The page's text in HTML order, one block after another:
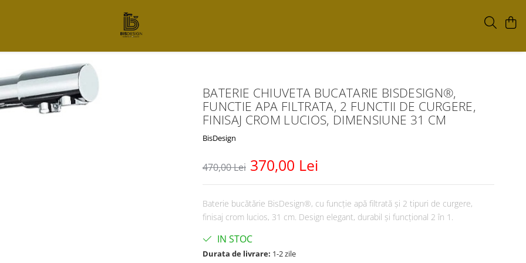
BATERIE CHIUVETA BUCATARIE BISDESIGN®,
FUNCTIE APA FILTRATA, 2 FUNCTII DE CURGERE,
FINISAJ CROM LUCIOS, DIMENSIUNE 31 CM
BisDesign
470,00 Lei 370,00 Lei
Baterie bucătărie BisDesign®, cu funcție apă filtrată și 2 tipuri de curgere,
finisaj crom lucios, 31 cm. Design elegant, durabil și funcțional 2 în 1.
IN STOC
Durata de livrare: 1-2 zile